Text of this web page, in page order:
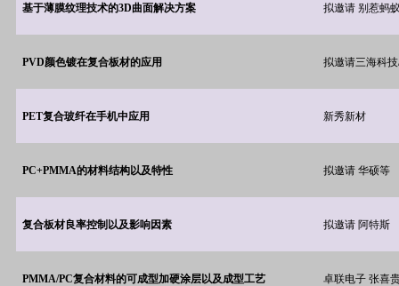
基于薄膜纹理技术的3D曲面解决方案 拟邀请 别惹蚂
PVD颜色镀在复合板材的应用 拟邀请三海科
PET复合玻纤在手机中应用 新秀新材
PC+PMMA的材料结构以及特性 拟邀请 华硕等
复合板材良率控制以及影响因素 拟邀请 阿特斯
PMMA/PC复合材料的可成型加硬涂层以及成型工艺 卓联电子 张喜